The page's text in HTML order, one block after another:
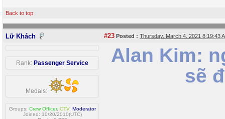
Back to top
Lữ Khách #23 Posted : Thursday, March 4, 2021 8:19:43
Rank: Passenger Service
Medals:
Groups: Crew Officer, CTV, Moderator
Joined: 10/20/2010(UTC)
Alan Kim:
sẽ